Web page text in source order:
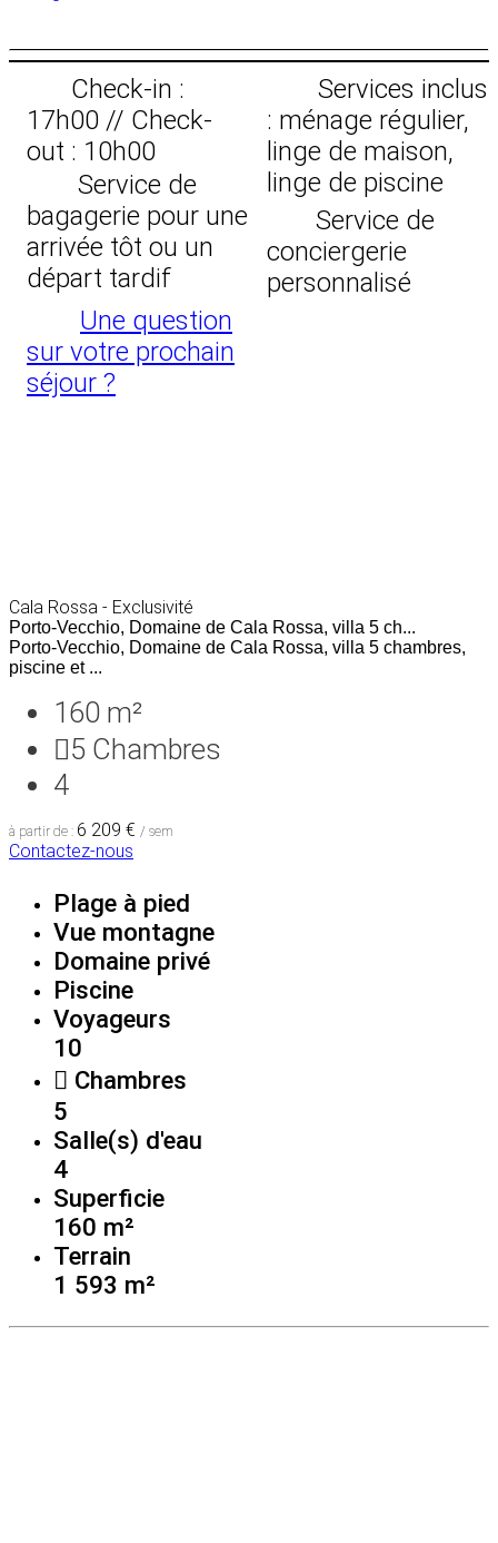
Check-in :
17h00 // Check-
out : 10h00
Service de
bagagerie pour une
arrivée tôt ou un
départ tardif
Une question
sur votre prochain
séjour ?
Services inclus
: ménage régulier,
linge de maison,
linge de piscine
Service de
conciergerie
personnalisé
Cala Rossa - Exclusivité
Porto-Vecchio, Domaine de Cala Rossa, villa 5 ch...
Porto-Vecchio, Domaine de Cala Rossa, villa 5 chambres,
piscine et ...
160 m²
5 Chambres
4
à partir de : 6 209 € / sem
Contactez-nous
Plage à pied
Vue montagne
Domaine privé
Piscine
Voyageurs
10
Chambres
5
Salle(s) d'eau
4
Superficie
160 m²
Terrain
1 593 m²